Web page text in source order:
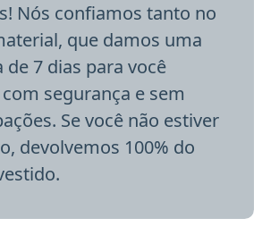
Nós confiamos tanto no
que damos uma
de 7 dias para você
segurança e sem
Se você não estiver
devolvemos 100% do